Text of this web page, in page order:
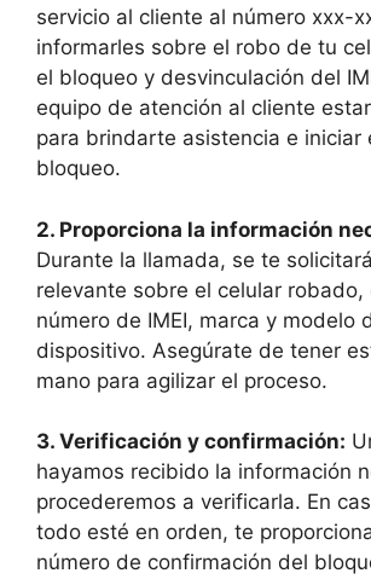
servicio​ al⁣ cliente al ⁤número xxx-
informarles sobre el‌ robo de tu
el bloqueo y desvinculación del
equipo de atención al cliente
para‌ brindarte asistencia e iniciar
bloqueo.
2.‍ Proporciona⁣ la información
Durante la llamada, se te
relevante sobre el celular robado,
número de IMEI,‌ marca y modelo
‌dispositivo. Asegúrate de tener
⁢mano ⁤para agilizar el proceso.
3. Verificación y confirmación:
hayamos recibido la​ información
procederemos a verificarla. En
todo ‍esté en orden, te
número de confirmación del